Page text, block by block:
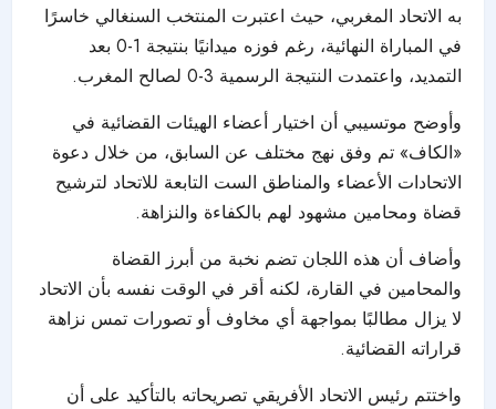
به الاتحاد المغربي، حيث اعتبرت المنتخب السنغالي خاسرًا
في المباراة النهائية، رغم فوزه ميدانيًا بنتيجة 1-0 بعد
التمديد، واعتمدت النتيجة الرسمية 3-0 لصالح المغرب.
وأوضح موتسيبي أن اختيار أعضاء الهيئات القضائية في
«الكاف» تم وفق نهج مختلف عن السابق، من خلال دعوة
الاتحادات الأعضاء والمناطق الست التابعة للاتحاد لترشيح
قضاة ومحامين مشهود لهم بالكفاءة والنزاهة.
وأضاف أن هذه اللجان تضم نخبة من أبرز القضاة
والمحامين في القارة، لكنه أقر في الوقت نفسه بأن الاتحاد
لا يزال مطالبًا بمواجهة أي مخاوف أو تصورات تمس نزاهة
قراراته القضائية.
واختتم رئيس الاتحاد الأفريقي تصريحاته بالتأكيد على أن